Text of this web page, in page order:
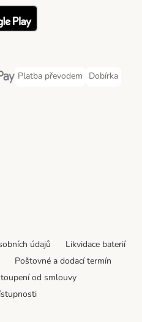
Method
Pay Payment Method
Platba převodem
Platba převodem Payment
Dobírka
Dobírka
údajů
Likvidace baterií
Poštovné a dodací termín
od smlouvy